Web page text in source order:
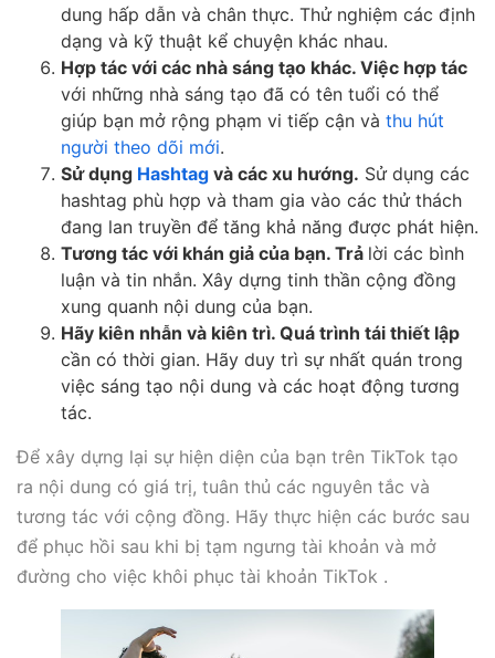
dung hấp dẫn và chân thực. Thử nghiệm các định
dạng và kỹ thuật kể chuyện khác nhau.
Hợp tác với các nhà sáng tạo khác. Việc hợp tác
với những nhà sáng tạo đã có tên tuổi có thể
giúp bạn mở rộng phạm vi tiếp cận và thu hút
người theo dõi mới.
Sử dụng Hashtag và các xu hướng. Sử dụng các
hashtag phù hợp và tham gia vào các thử thách
đang lan truyền để tăng khả năng được phát hiện.
Tương tác với khán giả của bạn. Trả lời các bình
luận và tin nhắn. Xây dựng tinh thần cộng đồng
xung quanh nội dung của bạn.
Hãy kiên nhẫn và kiên trì. Quá trình tái thiết lập
cần có thời gian. Hãy duy trì sự nhất quán trong
việc sáng tạo nội dung và các hoạt động tương
tác.
Để xây dựng lại sự hiện diện của bạn trên TikTok tạo
ra nội dung có giá trị, tuân thủ các nguyên tắc và
tương tác với cộng đồng. Hãy thực hiện các bước sau
để phục hồi sau khi bị tạm ngưng tài khoản và mở
đường cho việc khôi phục tài khoản TikTok .